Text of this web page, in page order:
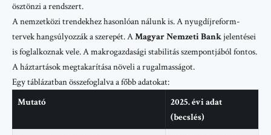
ösztönzi a rendszert.
A nemzetközi trendekhez hasonlóan nálunk is. A nyugdíjreform-
tervek hangsúlyozzák a szerepét. AMagyar Nemzeti Bankjelentései
is foglalkoznak vele. A makrogazdasági stabilitás szempontjából fontos.
A háztartások megtakarítása növeli a rugalmasságot.
Egy táblázatban összefoglalva a főbb adatokat:
Mutató
2025. évi adat
(becslés)